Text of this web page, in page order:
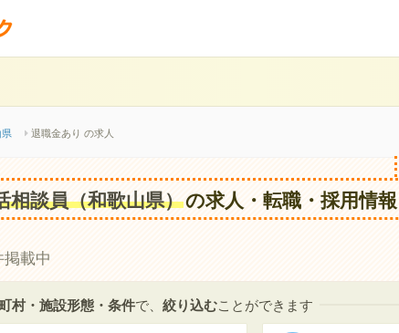
県 退職金あり の求人
相談員（和歌山県）の求人・転職・採用情報
掲載中
村・施設形態・条件で、 絞り込むことができます